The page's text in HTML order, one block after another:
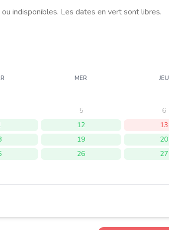
indisponibles. Les dates en vert sont libres.
MER JEU
5 6
12 13
19 20
26 27